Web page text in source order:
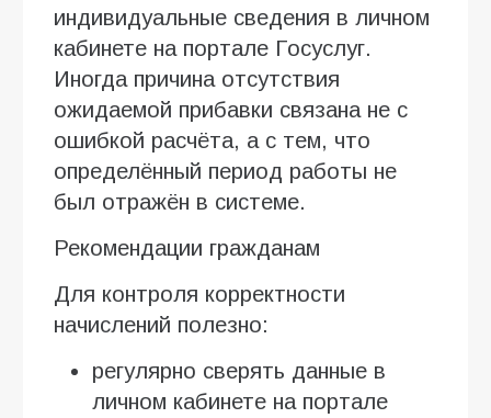
индивидуальные сведения в личном
кабинете на портале Госуслуг.
Иногда причина отсутствия
ожидаемой прибавки связана не с
ошибкой расчёта, а с тем, что
определённый период работы не
был отражён в системе.
Рекомендации гражданам
Для контроля корректности
начислений полезно:
регулярно сверять данные в
личном кабинете на портале